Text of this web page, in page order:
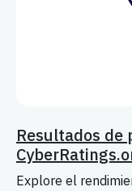
Resultados de
Explore el